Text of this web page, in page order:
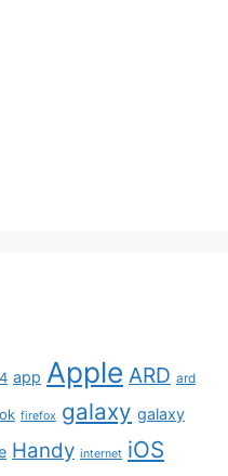
app Apple ARD ard
firefox galaxy galaxy
Handy internet iOS